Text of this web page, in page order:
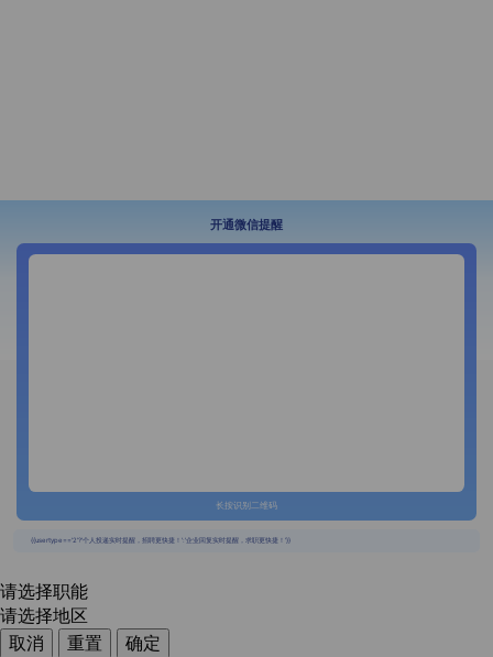
开通微信提醒
长按识别二维码
{{usertype=='2'?'个人投递实时提醒，招聘更快捷！':'企业回复实时提醒，求职更快捷！'}}
请选择职能
请选择地区
取消
重置
确定